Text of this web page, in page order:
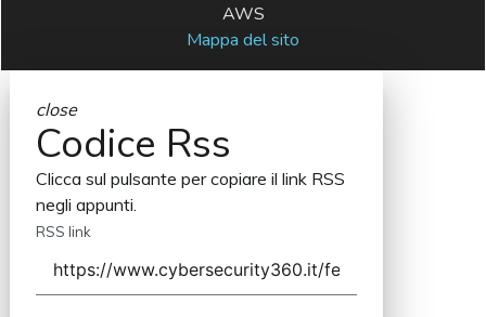
AWS
Mappa del sito
close
Codice Rss
Clicca sul pulsante per copiare il link RSS
negli appunti.
RSS link